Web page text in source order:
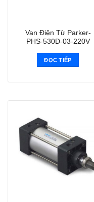
Van Điện Từ Parker-
PHS-530D-03-220V
ĐỌC TIẾP